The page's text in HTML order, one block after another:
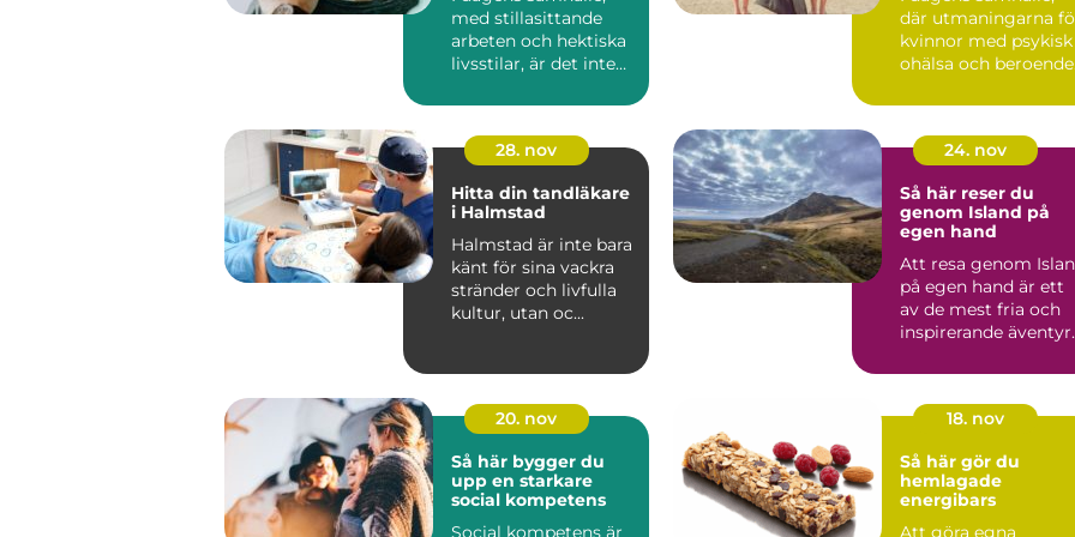
med stillasittande
arbeten och hektiska
livsstilar, är det inte
där utmaningarna
kvinnor med psykisk
ohälsa och beroende
28. nov
Hitta din tandläkare
i Halmstad
Halmstad är inte bara
känt för sina vackra
stränder och livfulla
kultur, utan oc...
24. nov
Så här reser du
genom Island på
egen hand
Att resa genom
på egen hand är ett
av de mest fria och
inspirerande äventyr
20. nov
Så här bygger du
upp en starkare
social kompetens
Social kompetens är
18. nov
Så här gör du
hemlagade
energibars
Att göra egna